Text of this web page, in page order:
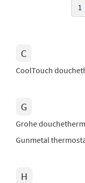
1
C
CoolTouch
G
Grohe
Gunmetal
H